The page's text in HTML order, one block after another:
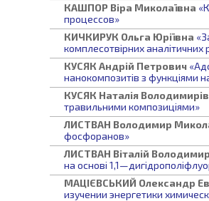
КАШПОР Віра Миколаївна
процессов»
КИЧКИРУК Ольга Юріївна
комплесотвірних аналітичних
КУСЯК Андрій Петрович
нанокомпозитів з функціями
КУСЯК Наталія
травильними композиціями»
ЛИСТВАН Володимир
фосфоранов»
ЛИСТВАН Віталій
на основі
МАЦІЄВСЬКИЙ Олександр
изучении энергетики